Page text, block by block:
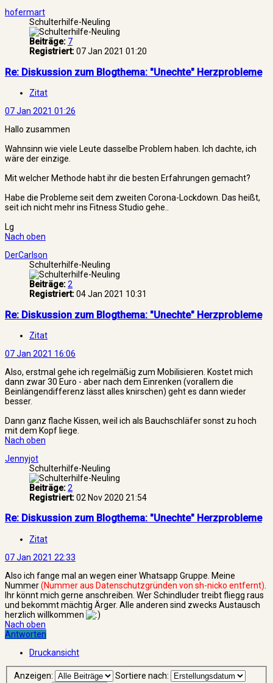
hofermart
Schulterhilfe-Neuling
Beiträge: 7
Registriert:07 Jan 2021 01:20
Re: Diskussion zum Blogthema: "Unechte" Herzprobleme
Zitat
07 Jan 2021 01:26
Hallo zusammen
Wahnsinn wie viele Leute dasselbe Problem haben. Ich dachte, ich
wäre der einzige.
Mit welcher Methode habt ihr die besten Erfahrungen gemacht?
Habe die Probleme seit dem zweiten Corona-Lockdown. Das heißt,
seit ich nicht mehr ins Fitness Studio gehe..
Lg
Nach oben
DerCarlson
Schulterhilfe-Neuling
Beiträge:2
Registriert:04 Jan 2021 10:31
Re: Diskussion zum Blogthema: "Unechte" Herzprobleme
Zitat
07 Jan 2021 16:06
Also, erstmal gehe ich regelmäßig zum Mobilisieren. Kostet mich
dann zwar 30 Euro - aber nach dem Einrenken (vorallem die
Beinlängendifferenz lässt alles knirschen) geht es dann wieder
besser.
Dann ganz flache Kissen, weil ich als Bauchschläfer sonst zu hoch
mit dem Kopf liege.
Nach oben
Jennyjot
Schulterhilfe-Neuling
Beiträge:2
Registriert:02 Nov 2020 21:54
Re: Diskussion zum Blogthema: "Unechte" Herzprobleme
Zitat
07 Jan 2021 22:33
Also ich fange mal an wegen einer Whatsapp Gruppe. Meine
Nummer(Nummer aus Datenschutzgründen von sh-nicko entfernt)
Ihr könnt mich gerne anschreiben. Wer Schindluder treibt fliegg raus
und bekommt mächtig Ärger. Alle anderen sind zwecks Austausch
herzlich willkommen
Nach oben
Antworten
Druckansicht
Anzeigen:
Sortiere nach: